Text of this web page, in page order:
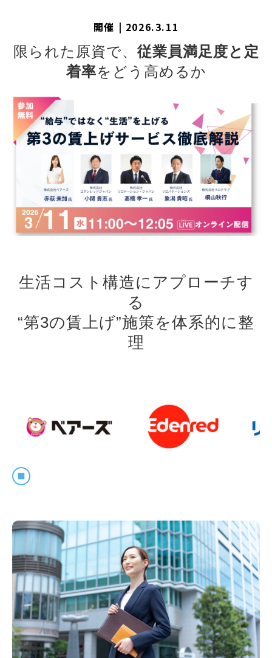
開催 | 2026.3.11
限られた原資で、 従業員満足度と定
着率をどう高めるか
生活コスト構造にアプローチす
る
“第3の賃上げ”施策を体系的に整
理